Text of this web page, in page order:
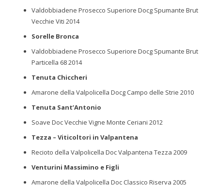
Valdobbiadene Prosecco Superiore Docg Spumante Brut
Vecchie Viti 2014
Sorelle Bronca
Valdobbiadene Prosecco Superiore Docg Spumante Brut
Particella 68 2014
Tenuta Chiccheri
Amarone della Valpolicella Docg Campo delle Strie 2010
Tenuta Sant’Antonio
Soave Doc Vecchie Vigne Monte Ceriani 2012
Tezza – Viticoltori in Valpantena
Recioto della Valpolicella Doc Valpantena Tezza 2009
Venturini Massimino e Figli
Amarone della Valpolicella Doc Classico Riserva 2005